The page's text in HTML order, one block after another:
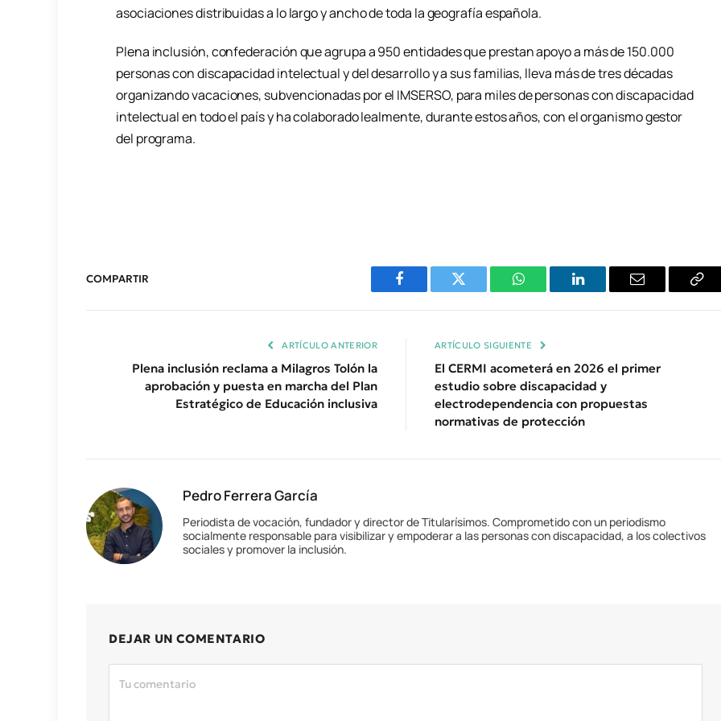
asociaciones distribuidas a lo largo y ancho de toda la geografía española.
Plena inclusión, confederación que agrupa a 950 entidades que prestan apoyo a más de 150.000
personas con discapacidad intelectual y del desarrollo y a sus familias, lleva más de tres décadas
organizando vacaciones, subvencionadas por el IMSERSO, para miles de personas con discapacidad
intelectual en todo el país y ha colaborado lealmente, durante estos años, con el organismo gestor
del programa.
COMPARTIR
Facebook Twitter WhatsAppLinkedIn Email
ARTÍCULO ANTERIOR
Plena inclusión reclama a Milagros Tolón la
aprobación y puesta en marcha del Plan
Estratégico de Educación inclusiva
ARTÍCULO SIGUIENTE
El CERMI acometerá en 2026 el primer
estudio sobre discapacidad y
electrodependencia con propuestas
normativas de protección
Pedro Ferrera García
Periodista de vocación, fundador y director de Titularísimos. Comprometido con un periodismo
socialmente responsable para visibilizar y empoderar a las personas con discapacidad, a los colectivos
sociales y promover la inclusión.
DEJAR UN COMENTARIO